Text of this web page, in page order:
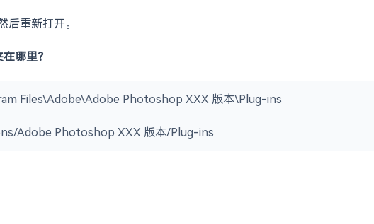
重新打开。
哪里？
Files\Adobe\Adobe Photoshop XXX 版本\Plug-ins
Adobe Photoshop XXX 版本/Plug-ins